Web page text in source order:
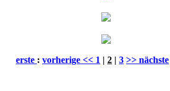
erste : vorherige << 1 | 2 | 3 >> nächste